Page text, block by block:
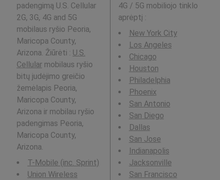
padengimą U.S. Cellular
2G, 3G, 4G and 5G
mobilaus ryšio Peoria,
Maricopa County,
Arizona. Žiūrėti : U.S.
Cellularmobilaus ryšio
bitų judėjimo greičio
žemėlapis Peoria,
Maricopa County,
Arizona ir mobilau ryšio
padengimas Peoria,
Maricopa County,
Arizona.
T-Mobile (inc. Sprint)
Union Wireless
4G / 5G mobiliojo tinklo
aprėptį :
New York City
Los Angeles
Chicago
Houston
Philadelphia
Phoenix
San Antonio
San Diego
Dallas
San Jose
Indianapolis
Jacksonville
San Francisco